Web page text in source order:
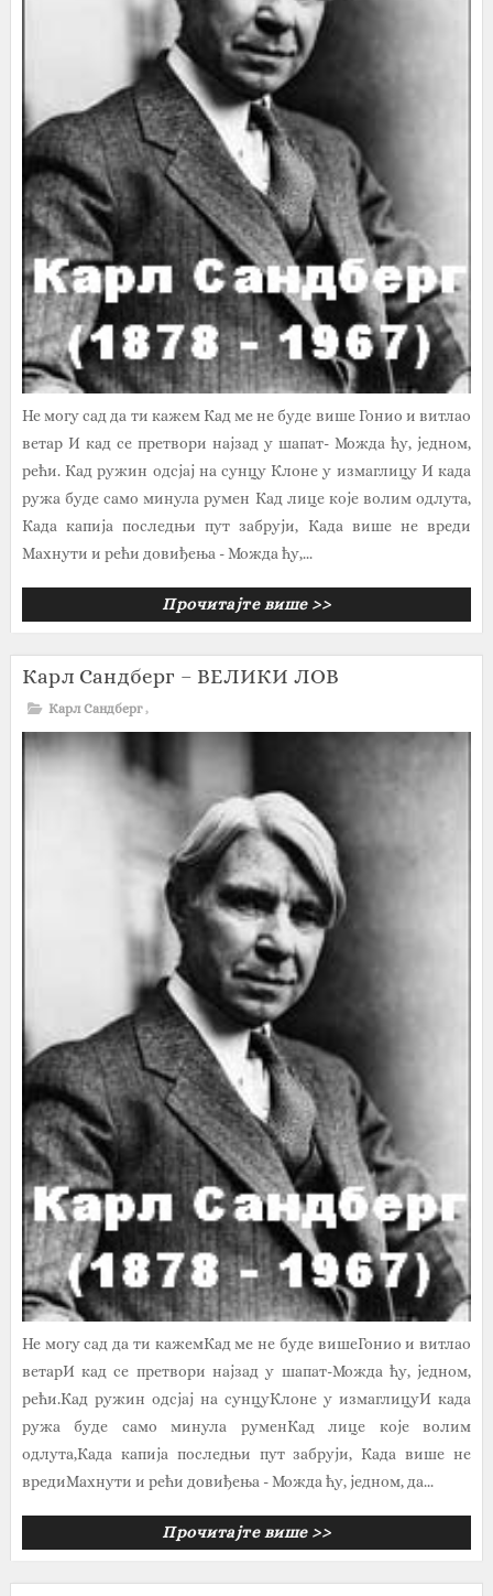
Не могу сад да ти кажем Кад ме не буде више Гонио и витлао
ветар И кад се претвори најзад у шапат- Можда ћу, једном,
рећи. Кад ружин одсјај на сунцу Клоне у измаглицу И када
ружа буде само минула румен Кад лице које волим одлута,
Када капија последњи пут забруји, Када више не вреди
Махнути и рећи довиђења - Можда ћу,...
Прочитајте више >>
Карл Сандберг – ВЕЛИКИ ЛОВ
Карл Сандберг ,
Не могу сад да ти кажемКад ме не буде вишеГонио и витлао
ветарИ кад се претвори најзад у шапат-Можда ћу, једном,
рећи.Кад ружин одсјај на сунцуКлоне у измаглицуИ када
ружа буде само минула руменКад лице које волим
одлута,Када капија последњи пут забруји, Када више не
вредиМахнути и рећи довиђења - Можда ћу, једном, да...
Прочитајте више >>